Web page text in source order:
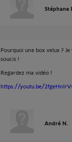
Stéphane
Pourquoi une box velux ?
soucis !
Regardez ma vidéo !
https://youtu.be/
André N.